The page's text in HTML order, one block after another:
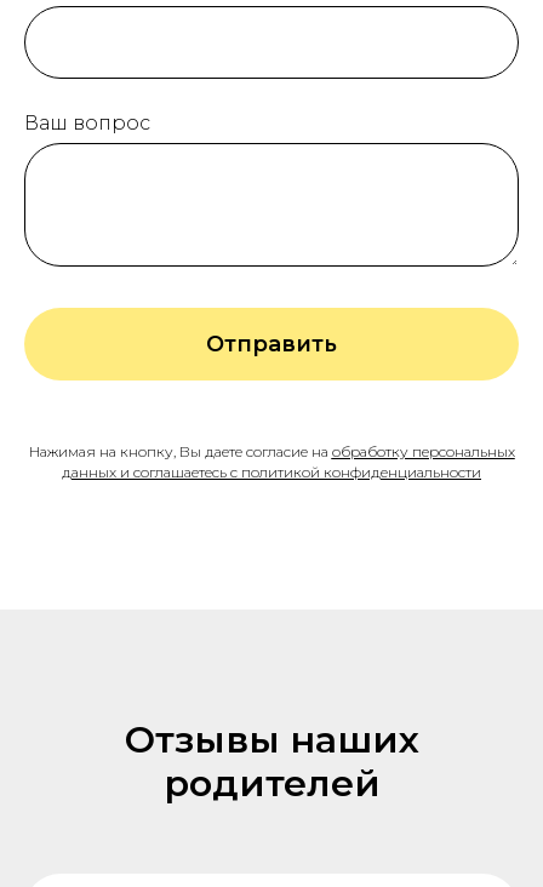
Ваш вопрос
Отправить
Нажимая на кнопку, Вы даете согласие на обработку персональных
данных и соглашаетесь c политикой конфиденциальности
Отзывы наших
родителей